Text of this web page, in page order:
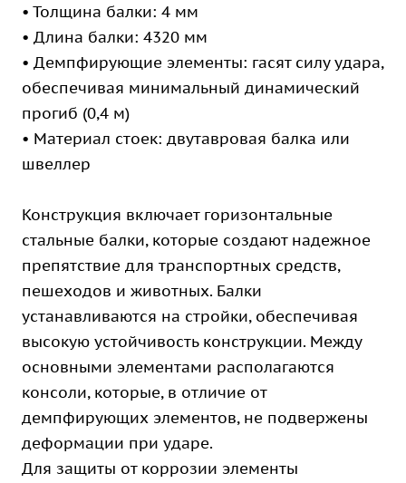
• Толщина балки: 4 мм
• Длина балки: 4320 мм
• Демпфирующие элементы: гасят силу удара,
обеспечивая минимальный динамический
прогиб (0,4 м)
• Материал стоек: двутавровая балка или
швеллер
Конструкция включает горизонтальные
стальные балки, которые создают надежное
препятствие для транспортных средств,
пешеходов и животных. Балки
устанавливаются на стройки, обеспечивая
высокую устойчивость конструкции. Между
основными элементами располагаются
консоли, которые, в отличие от
демпфирующих элементов, не подвержены
деформации при ударе.
Для защиты от коррозии элементы